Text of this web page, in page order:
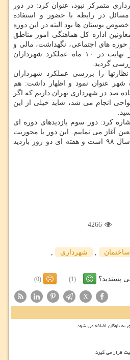
متمركز نبود، عنوان كرد: در دور
مسائل در رابطه با حضور و استفاده
بوستان ها بود البته در این دوره
اداره كل هماهنگی امور مناطق
های اجتماعی، نگهداشت، مالی و
برنامه ریزی را داشتند و در نهایت در ۱۰ ماه عملكرد شهرداران
گردید.
را بررسی عملكرد شهرداران
شهر عنوان نمود و اظهار داشت: هم
پرونده ماده صد در شهرداری تهران داریم كه اگر
انجام می شد، شاید خیلی از این
كرد: دور سوم بازدیدهای دوره ای
از اربعین آغاز می نماییم. این دور با محوریت
پروژه های دارای اولویت در سال ۹۸ است و هفته ای دو روز بازدید
4266
ساختمان , شهرداری
,
پسندید؟ (1)
(0)
X
ناوگان اضافه می شود
قرار می گیرد